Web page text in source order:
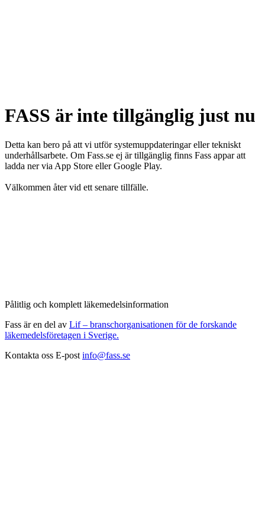
FASS är inte tillgänglig just nu
Detta kan bero på att vi utför systemuppdateringar eller tekniskt
underhållsarbete. Om Fass.se ej är tillgänglig finns Fass appar att
ladda ner via App Store eller Google Play.
Välkommen åter vid ett senare tillfälle.
Pålitlig och komplett läkemedelsinformation
Fass är en del av Lif – branschorganisationen för de forskande
läkemedelsföretagen i Sverige.
Kontakta oss E-post info@fass.se